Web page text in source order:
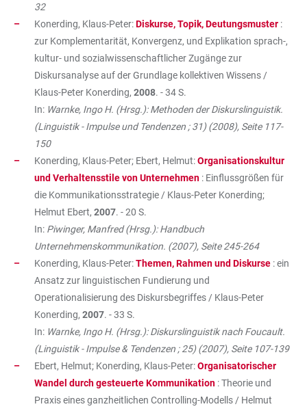
32
Konerding, Klaus-Peter:Diskurse, Topik, Deutungsmuster :
zur Komplementarität, Konvergenz, und Explikation sprach-,
kultur- und sozialwissenschaftlicher Zugänge zur
Diskursanalyse auf der Grundlage kollektiven Wissens /
Klaus-Peter Konerding, 2008. - 34 S.
In: Warnke, Ingo H. (Hrsg.): Methoden der Diskurslinguistik.
(Linguistik - Impulse und Tendenzen ; 31) (2008), Seite 117-
150
Konerding, Klaus-Peter; Ebert, Helmut:Organisationskultur
und Verhaltensstile von Unternehmen : Einflussgrößen für
die Kommunikationsstrategie / Klaus-Peter Konerding;
Helmut Ebert, 2007. - 20 S.
In: Piwinger, Manfred (Hrsg.): Handbuch
Unternehmenskommunikation. (2007), Seite 245-264
Konerding, Klaus-Peter:Themen, Rahmen und Diskurse : ein
Ansatz zur linguistischen Fundierung und
Operationalisierung des Diskursbegriffes / Klaus-Peter
Konerding, 2007. - 33 S.
In: Warnke, Ingo H. (Hrsg.): Diskurslinguistik nach Foucault.
(Linguistik - Impulse & Tendenzen ; 25) (2007), Seite 107-139
Ebert, Helmut; Konerding, Klaus-Peter:Organisatorischer
Wandel durch gesteuerte Kommunikation : Theorie und
Praxis eines ganzheitlichen Controlling-Modells / Helmut